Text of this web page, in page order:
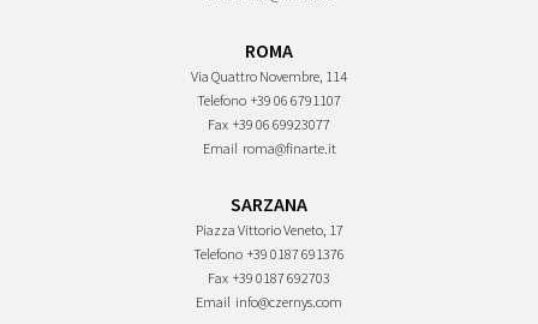
ROMA
Via Quattro Novembre, 114
Telefono +39 06 6791107
Fax +39 06 69923077
Email roma@finarte.it
SARZANA
Piazza Vittorio Veneto, 17
Telefono +39 0187 691376
Fax +39 0187 692703
Email info@czernys.com